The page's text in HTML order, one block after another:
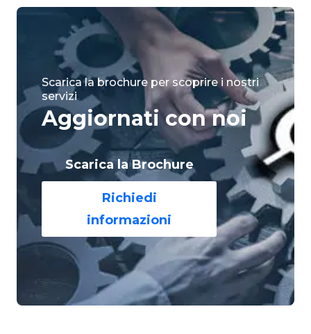
Scarica la brochure per scoprire i nostri
servizi
Aggiornati con noi
Scarica la Brochure
Richiedi
informazioni